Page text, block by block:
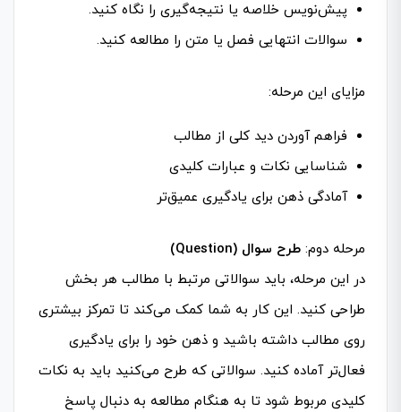
پیش‌نویس خلاصه یا نتیجه‌گیری را نگاه کنید.
سوالات انتهایی فصل یا متن را مطالعه کنید.
مزایای این مرحله:
فراهم آوردن دید کلی از مطالب
شناسایی نکات و عبارات کلیدی
آمادگی ذهن برای یادگیری عمیق‌تر
مرحله دوم: طرح سوال (Question)
در این مرحله، باید سوالاتی مرتبط با مطالب هر بخش
طراحی کنید. این کار به شما کمک می‌کند تا تمرکز بیشتری
روی مطالب داشته باشید و ذهن خود را برای یادگیری
فعال‌تر آماده کنید. سوالاتی که طرح می‌کنید باید به نکات
کلیدی مربوط شود تا به هنگام مطالعه به دنبال پاسخ